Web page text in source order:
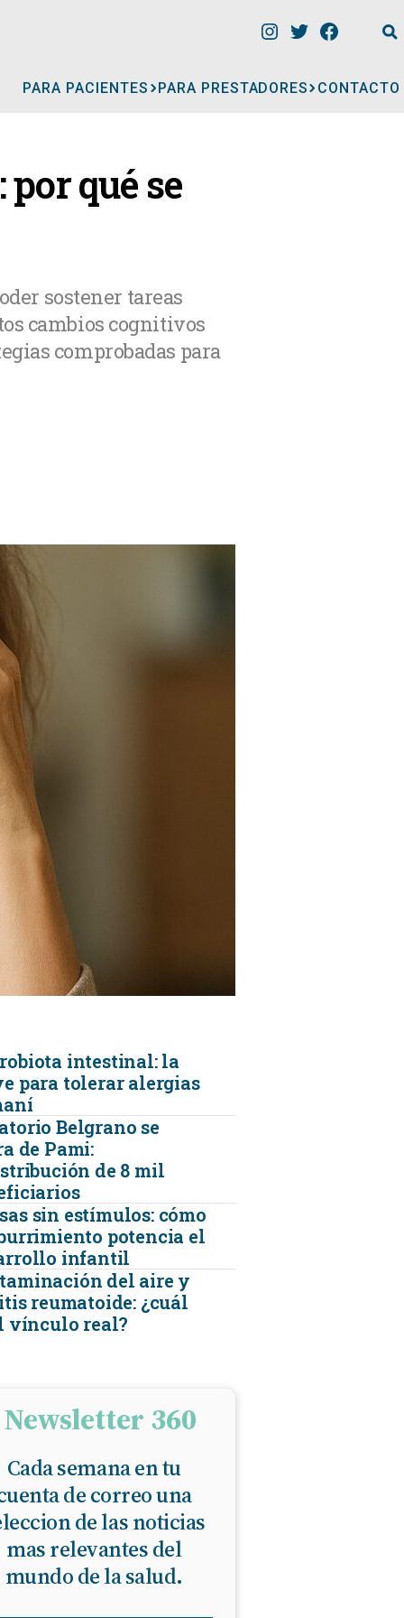
PARA PACIENTES
MÉDICOS
PARA PRESTADORES CONTACTO
qué se
sostener tareas
cambios cognitivos
comprobadas para
intestinal: la
para tolerar alergias
Belgrano se
de Pami:
de 8 mil
sin estímulos: cómo
potencia el
infantil
del aire y
reumatoide: ¿cuál
vínculo real?
Newsletter 360
Cada semana en tu
de correo una
de las noticias
mas relevantes del
mundo de la salud.